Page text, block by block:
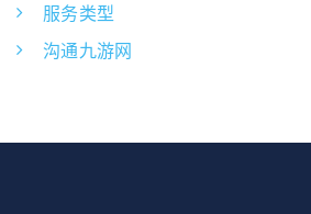
服务类型
沟通九游网